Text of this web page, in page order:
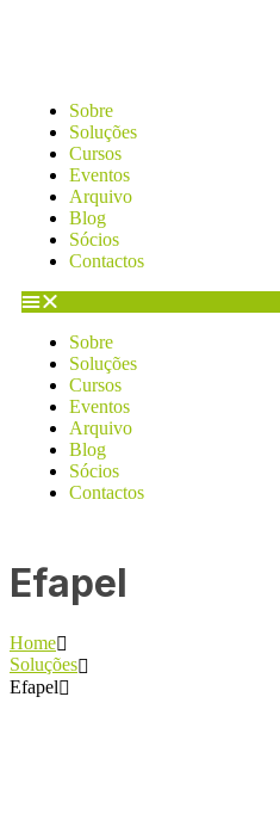
Sobre
Soluções
Cursos
Eventos
Arquivo
Blog
Sócios
Contactos
Sobre
Soluções
Cursos
Eventos
Arquivo
Blog
Sócios
Contactos
Efapel
Home
Soluções
Efapel